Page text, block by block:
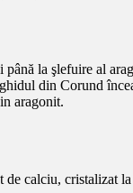
până la şlefuire al
din Corund
aragonit.
calciu,